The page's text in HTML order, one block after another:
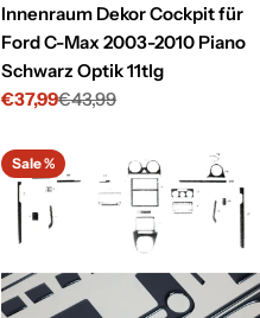
Innenraum Dekor Cockpit für
Ford C-Max 2003-2010 Piano
Schwarz Optik 11tlg
Verkaufspreis
€37,99
Regulärer€43,99
Sale %